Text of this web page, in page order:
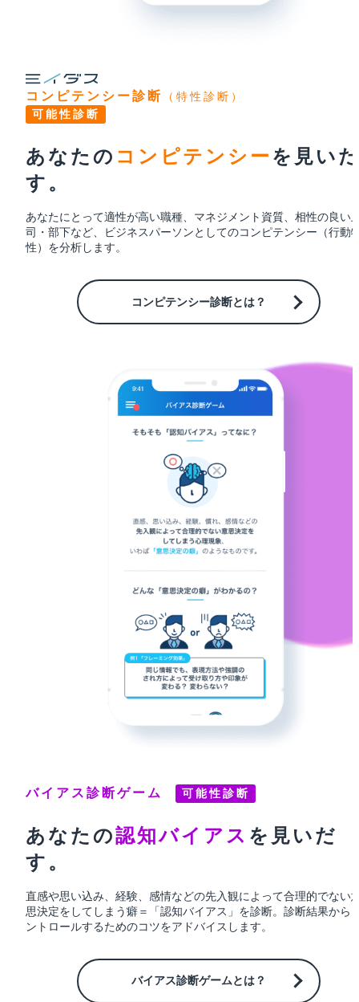
コンピテンシー診断
（特性診断）
可能性診断
あなたの コンピテンシー を 見い
す。
あなたにとって適性が高い職種、マネジメント資質、相性の良い
司・部下など、ビジネスパーソンとしてのコンピテンシー（行動
性）を分析します。
コンピテンシー診断とは？
バイアス診断ゲーム 可能性診断
あなたの認知バイアス を 見いだ
す。
直感や思い込み、経験、感情などの先入観によって合理的でない
思決定をしてしまう癖＝「認知バイアス」を診断。 診断結果から
ントロールするためのコツをアドバイスします。
バイアス診断ゲームとは？